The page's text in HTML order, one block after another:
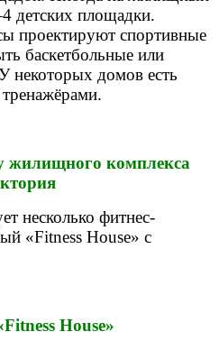
детских площадки.
проектируют спортивные
баскетбольные или
некоторых домов есть
жилищного комплекса
несколько фитнес-
«Fitness House» с
House»